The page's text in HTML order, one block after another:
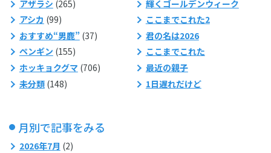
アザラシ (265)
アシカ (99)
おすすめ“男鹿”(37)
ペンギン (155)
ホッキョクグマ (706)
未分類(148)
輝くゴールデンウィーク
ここまでこれた2
君の名は2026
ここまでこれた
最近の親子
1日遅れだけど
月別で記事をみる
2026年7月 (2)